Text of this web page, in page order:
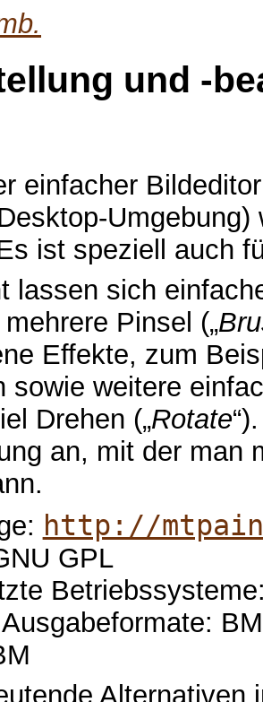
und -
einfacher
ist speziell auch
lassen sich
Pinsel („
Effekte, zum
sowie weitere
Drehen („Rotate
an, mit der man
http://
GPL
Alternativen